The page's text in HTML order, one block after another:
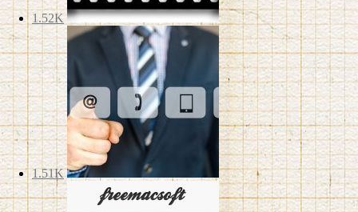
1.52K
1.51K